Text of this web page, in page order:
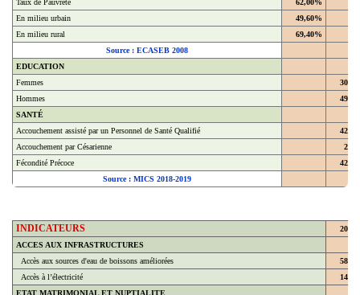
En milieu urbain
49,60%
En milieu rural
69,40%
Source : ECASEB 2008
EDUCATION
Femmes
Hommes
SANTÉ
Accouchement assisté par un Personnel de Santé Qualifié
Accouchement par Césarienne
Fécondité Précoce
Source : MICS 2018-2019
INDICATEURS
2018
ACCES AUX INFRASTRUCTURES
Accès aux sources d'eau de boissons améliorées
Accès à l’électricité
ETAT MATRIMONIAL ET NUPTIALITE